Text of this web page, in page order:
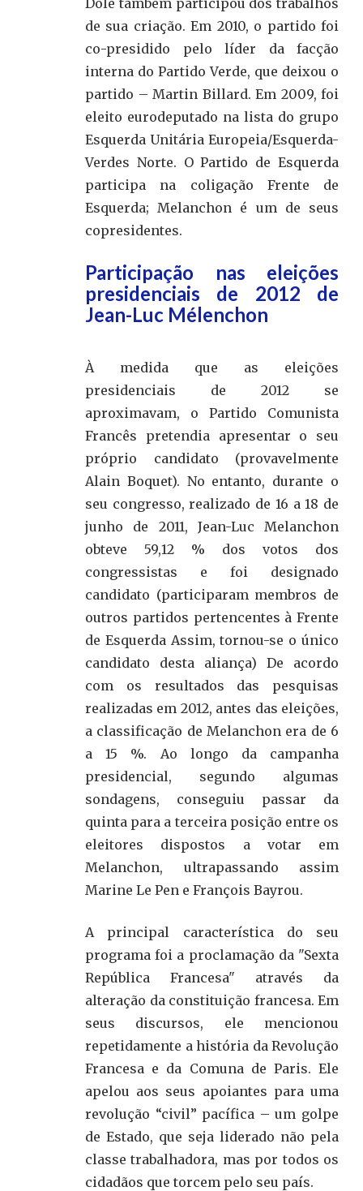
Dole também participou dos trabalhos
de sua criação. Em 2010, o partido foi
co-presidido pelo líder da facção
interna do Partido Verde, que deixou o
partido – Martin Billard. Em 2009, foi
eleito eurodeputado na lista do grupo
Esquerda Unitária Europeia/Esquerda-
Verdes Norte. O Partido de Esquerda
participa na coligação Frente de
Esquerda; Melanchon é um de seus
copresidentes.
Participação nas eleições
presidenciais de 2012 de
Jean-Luc Mélenchon
À medida que as eleições
presidenciais de 2012 se
aproximavam, o Partido Comunista
Francês pretendia apresentar o seu
próprio candidato (provavelmente
Alain Boquet). No entanto, durante o
seu congresso, realizado de 16 a 18 de
junho de 2011, Jean-Luc Melanchon
obteve 59,12 % dos votos dos
congressistas e foi designado
candidato (participaram membros de
outros partidos pertencentes à Frente
de Esquerda Assim, tornou-se o único
candidato desta aliança) De acordo
com os resultados das pesquisas
realizadas em 2012, antes das eleições,
a classificação de Melanchon era de 6
a 15 %. Ao longo da campanha
presidencial, segundo algumas
sondagens, conseguiu passar da
quinta para a terceira posição entre os
eleitores dispostos a votar em
Melanchon, ultrapassando assim
Marine Le Pen e François Bayrou.
A principal característica do seu
programa foi a proclamação da "Sexta
República Francesa" através da
alteração da constituição francesa. Em
seus discursos, ele mencionou
repetidamente a história da Revolução
Francesa e da Comuna de Paris. Ele
apelou aos seus apoiantes para uma
revolução “civil” pacífica – um golpe
de Estado, que seja liderado não pela
classe trabalhadora, mas por todos os
cidadãos que torcem pelo seu país.